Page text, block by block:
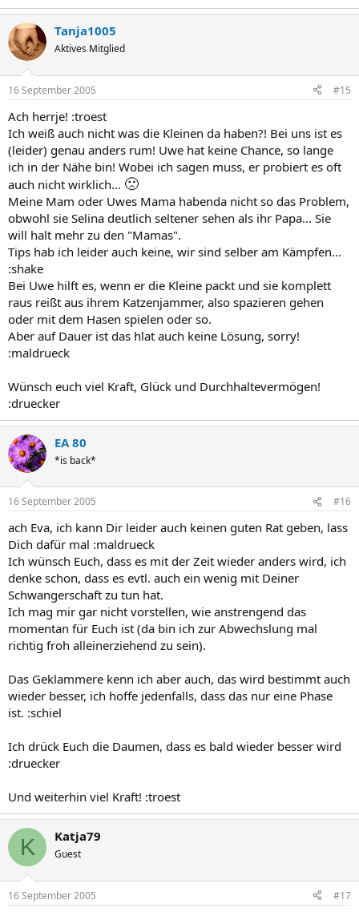
Tanja1005
Aktives Mitglied
16 September 2005 #15
Ach herrje! :troest
Ich weiß auch nicht was die Kleinen da haben?! Bei uns ist es
(leider) genau anders rum! Uwe hat keine Chance, so lange
ich in der Nähe bin! Wobei ich sagen muss, er probiert es oft
auch nicht wirklich... 🙁
Meine Mam oder Uwes Mama habenda nicht so das Problem,
obwohl sie Selina deutlich seltener sehen als ihr Papa... Sie
will halt mehr zu den "Mamas".
Tips hab ich leider auch keine, wir sind selber am Kämpfen...
:shake
Bei Uwe hilft es, wenn er die Kleine packt und sie komplett
raus reißt aus ihrem Katzenjammer, also spazieren gehen
oder mit dem Hasen spielen oder so.
Aber auf Dauer ist das hlat auch keine Lösung, sorry!
:maldrueck
Wünsch euch viel Kraft, Glück und Durchhaltevermögen!
:druecker
EA 80
*is back*
16 September 2005 #16
ach Eva, ich kann Dir leider auch keinen guten Rat geben, lass
Dich dafür mal :maldrueck
Ich wünsch Euch, dass es mit der Zeit wieder anders wird, ich
denke schon, dass es evtl. auch ein wenig mit Deiner
Schwangerschaft zu tun hat.
Ich mag mir gar nicht vorstellen, wie anstrengend das
momentan für Euch ist (da bin ich zur Abwechslung mal
richtig froh alleinerziehend zu sein).
Das Geklammere kenn ich aber auch, das wird bestimmt auch
wieder besser, ich hoffe jedenfalls, dass das nur eine Phase
ist. :schiel
Ich drück Euch die Daumen, dass es bald wieder besser wird
:druecker
Und weiterhin viel Kraft! :troest
K Katja79
Guest
16 September 2005 #17